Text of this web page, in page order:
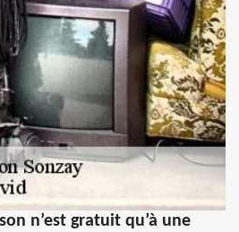
n’est gratuit qu’à une